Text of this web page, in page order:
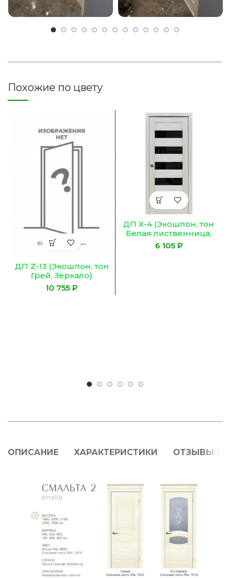
Похожие по цвету
ДП Z-13 (Экошпон, тон
Грей, Зеркало)
₽
ДП Х-4 (Экошпон, тон
Белая лиственница,
Остекленное
ЛАКОБЕЛЬ ЧЕРНОЕ)
₽
ОПИСАНИЕ ХАРАКТЕРИСТИКИ ОТЗЫВЫ (0)